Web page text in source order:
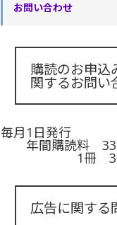
お問い合わせ
購読のお申込
関するお問い
毎月1日発行
年間購読料
1冊 3,300
広告に関する